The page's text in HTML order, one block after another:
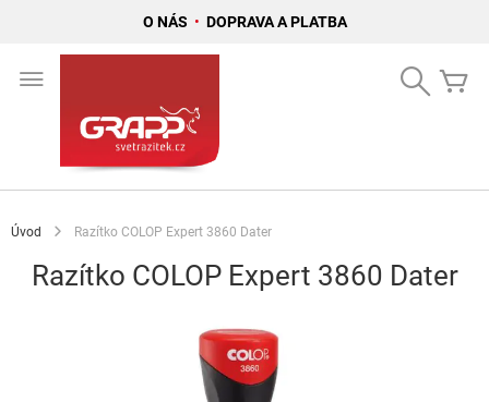
O NÁS • DOPRAVA A PLATBA
Search
Úvod Razítko COLOP Expert 3860 Dater
Razítko COLOP Expert 3860 Dater